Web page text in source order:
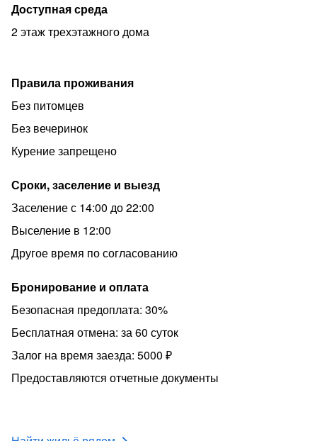
Доступная среда
2 этаж трехэтажного дома
Правила проживания
Без питомцев
Без вечеринок
Курение запрещено
Сроки, заселение и выезд
Заселение с 14:00 до 22:00
Выселение в 12:00
Другое время по согласованию
Бронирование и оплата
Безопасная предоплата: 30%
Бесплатная отмена: за 60 суток
Залог на время заезда: 5000 ₽
Предоставляются отчетные документы